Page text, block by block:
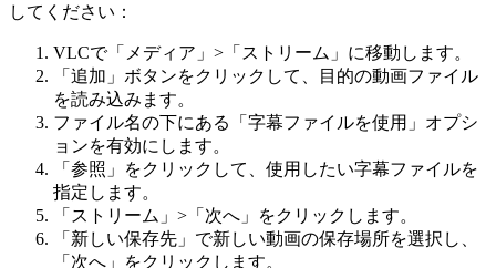
してください：
VLCで「メディア」>「ストリーム」に移動します。
「追加」ボタンをクリックして、目的の動画ファイル
を読み込みます。
ファイル名の下にある「字幕ファイルを使用」オプシ
ョンを有効にします。
「参照」をクリックして、使用したい字幕ファイルを
指定します。
「ストリーム」>「次へ」をクリックします。
「新しい保存先」で新しい動画の保存場所を選択し、
「次へ」をクリックします。